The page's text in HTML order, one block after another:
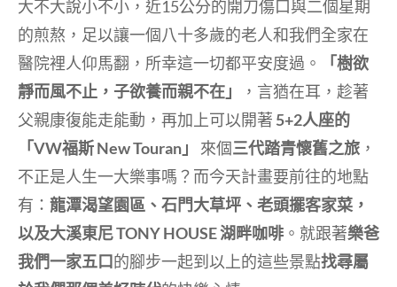
大不大說小不小，近15公分的開刀傷口與二個星期
的煎熬，足以讓一個八十多歲的老人和我們全家在
醫院裡人仰馬翻，所幸這一切都平安度過。
「樹欲
靜而風不止，子欲養而親不在」
，言猶在耳，趁著
父親康復能走能動，再加上可以開著 5+2人座的
「VW福斯 New Touran」
來個三代踏青懷舊之旅 ，
不正是人生一大樂事嗎？而今天計畫要前往的地點
有： 龍潭渴望園區、石門大草坪、老頭擺客家菜，
以及大溪東尼 TONY HOUSE 湖畔咖啡 。就跟著樂爸
我們一家五口的腳步一起到以上的這些景點找尋屬